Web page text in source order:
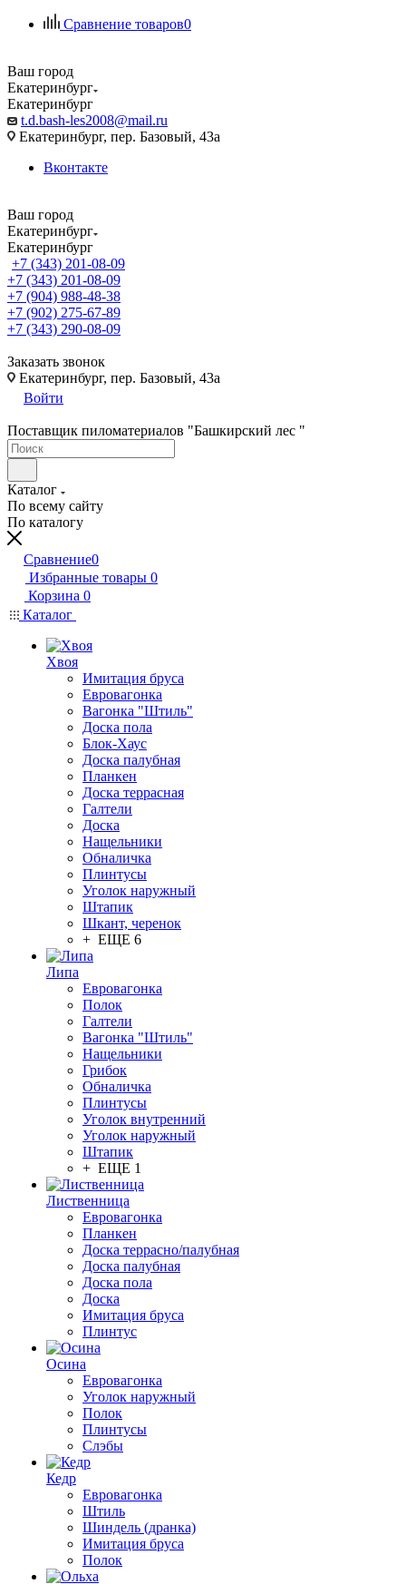
Сравнение товаров0
Ваш город
Екатеринбург
Екатеринбург
t.d.bash-les2008@mail.ru
Екатеринбург, пер. Базовый, 43а
Вконтакте
Ваш город
Екатеринбург
Екатеринбург
+7 (343) 201-08-09
+7 (343) 201-08-09
+7 (904) 988-48-38
+7 (902) 275-67-89
+7 (343) 290-08-09
Заказать звонок
Екатеринбург, пер. Базовый, 43а
Войти
Поставщик пиломатериалов "Башкирский лес "
Каталог
По всему сайту
По каталогу
Сравнение0
Избранные товары 0
Корзина 0
Каталог
Хвоя
Имитация бруса
Евровагонка
Вагонка "Штиль"
Доска пола
Блок-Хаус
Доска палубная
Планкен
Доска террасная
Галтели
Доска
Нащельники
Обналичка
Плинтусы
Уголок наружный
Штапик
Шкант, черенок
+ ЕЩЕ 6
Липа
Евровагонка
Полок
Галтели
Вагонка "Штиль"
Нащельники
Грибок
Обналичка
Плинтусы
Уголок внутренний
Уголок наружный
Штапик
+ ЕЩЕ 1
Лиственница
Евровагонка
Планкен
Доска террасно/палубная
Доска палубная
Доска пола
Доска
Имитация бруса
Плинтус
Осина
Евровагонка
Уголок наружный
Полок
Плинтусы
Слэбы
Кедр
Евровагонка
Штиль
Шиндель (дранка)
Имитация бруса
Полок